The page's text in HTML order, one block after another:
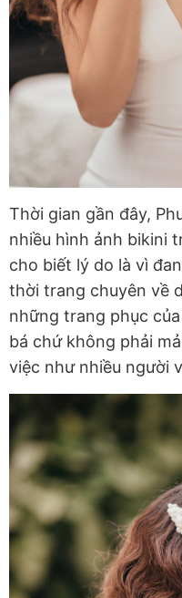
Thời gian gần đây,
nhiều hình ảnh bikini
cho biết lý do là vì
thời trang chuyên về
những trang phục
bá chứ không phải
việc như nhiều người